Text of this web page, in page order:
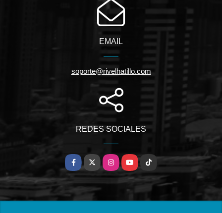
EMAIL
soporte@rivelhatillo.com
REDES SOCIALES
Facebook
X InstagramYouTubeTikTok